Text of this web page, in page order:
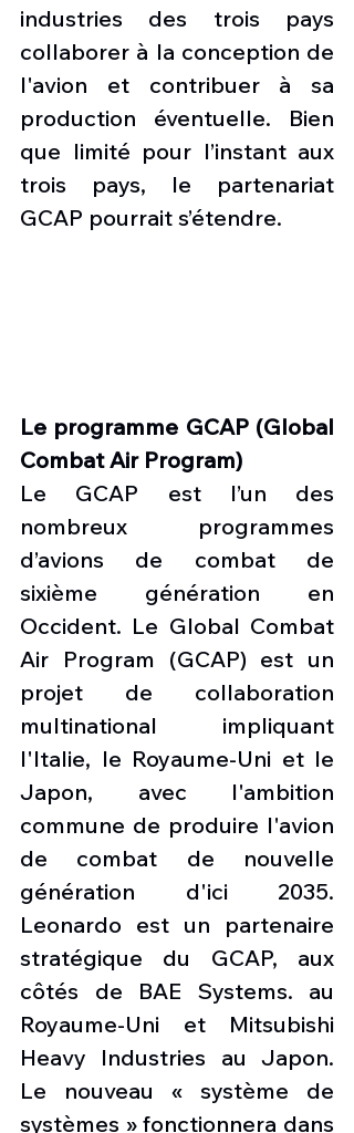
industries des trois pays
collaborer à la conception de
l'avion et contribuer à sa
production éventuelle. Bien
que limité pour l’instant aux
trois pays, le partenariat
GCAP pourrait s’étendre.
Le programme GCAP (Global
Combat Air Program)
Le GCAP est l’un des
nombreux programmes
d’avions de combat de
sixième génération en
Occident. Le Global Combat
Air Program (GCAP) est un
projet de collaboration
multinational impliquant
l'Italie, le Royaume-Uni et le
Japon, avec l'ambition
commune de produire l'avion
de combat de nouvelle
génération d'ici 2035.
Leonardo est un partenaire
stratégique du GCAP, aux
côtés de BAE Systems. au
Royaume-Uni et Mitsubishi
Heavy Industries au Japon.
Le nouveau « système de
systèmes » fonctionnera dans